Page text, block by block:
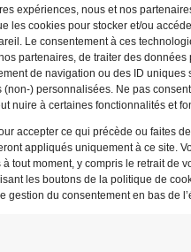
expériences, nous et nos
les cookies pour stocker et/ou
Le consentement à ces
partenaires, de traiter des
de navigation ou des ID uniques
(non-) personnalisées. Ne pas
nuire à certaines fonctionnalités et
accepter ce qui précède ou faites
appliqués uniquement à ce site.
tout moment, y compris le retrait de
les boutons de la politique de
gestion du consentement en bas de
Votre compte
Votre panier
Valider votre commande
ALVEO PRINT